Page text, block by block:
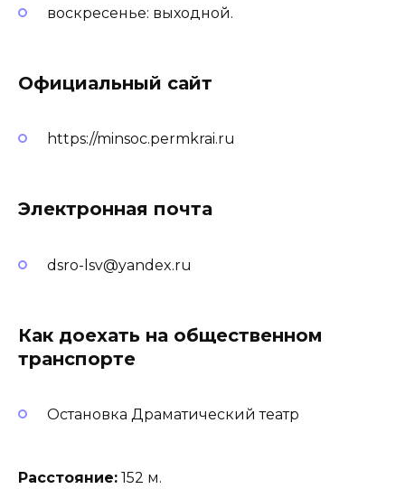
воскресенье: выходной.
Официальный сайт
https://minsoc.permkrai.ru
Электронная почта
dsro-lsv@yandex.ru
Как доехать на общественном
транспорте
Остановка Драматический театр
Расстояние: 152 м.